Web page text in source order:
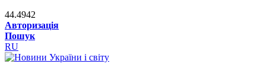
44.4942
Авторизація
Пошук
RU